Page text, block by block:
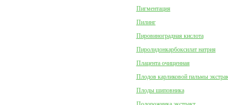
Пигментация
Пилинг
Пировиноградная кислота
Пиролидонкарбоксилат натрия
Плацента очищенная
Плодов карликовой пальмы
Плоды шиповника